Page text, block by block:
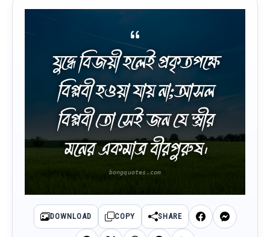
যুদ্ধে বিজয়ী হলেই প্রকৃতপক্ষে
বিপ্লবী হওয়া যায় না;আসল
বিপ্লবী তো সেই জন যে স্ত্রীর
মনের একমাত্র বীরপুরুষ।
DOWNLOAD COPY SHARE